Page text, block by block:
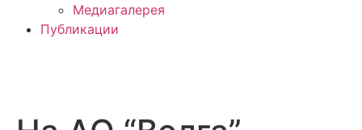
Медиагалерея
Публикации